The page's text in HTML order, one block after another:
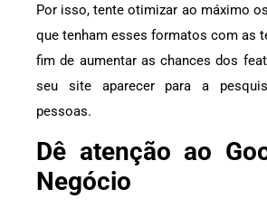
Por isso, tente otimizar ao máximo
que tenham esses formatos com as
fim de aumentar as chances dos
seu site aparecer para a
pessoas.
Dê atenção ao
Negócio